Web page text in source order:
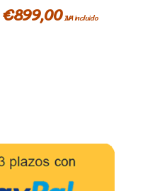
€899,00IVA incluido